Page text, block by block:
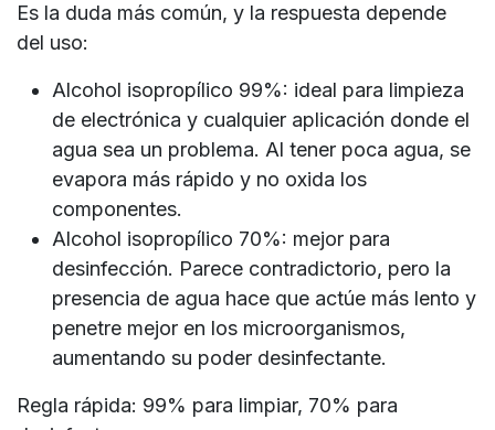
Es la duda más común, y la respuesta depende
del uso:
Alcohol isopropílico 99%: ideal para limpieza
de electrónica y cualquier aplicación donde el
agua sea un problema. Al tener poca agua, se
evapora más rápido y no oxida los
componentes.
Alcohol isopropílico 70%: mejor para
desinfección. Parece contradictorio, pero la
presencia de agua hace que actúe más lento y
penetre mejor en los microorganismos,
aumentando su poder desinfectante.
Regla rápida: 99% para limpiar, 70% para